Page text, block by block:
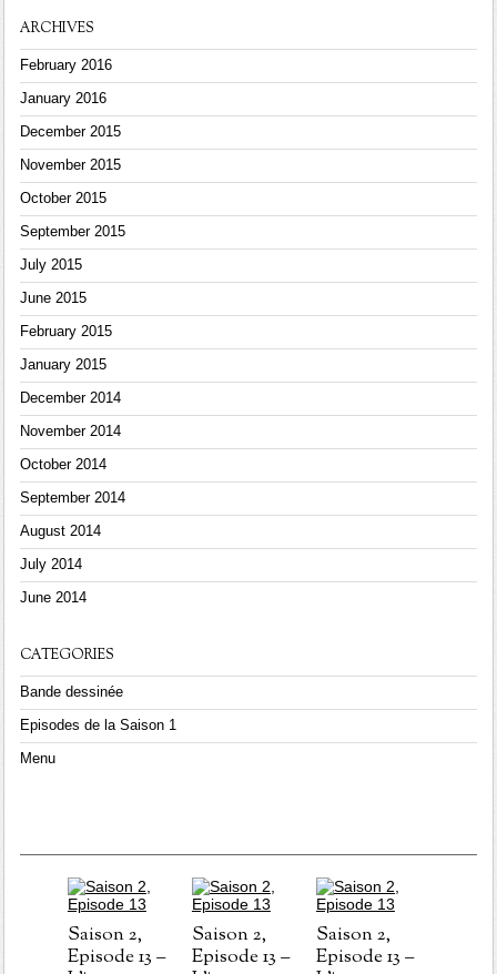
ARCHIVES
February 2016
January 2016
December 2015
November 2015
October 2015
September 2015
July 2015
June 2015
February 2015
January 2015
December 2014
November 2014
October 2014
September 2014
August 2014
July 2014
June 2014
CATEGORIES
Bande dessinée
Episodes de la Saison 1
Menu
Saison 2,
Episode 13 –
Saison 2,
Episode 13 –
Saison 2,
Episode 13 –